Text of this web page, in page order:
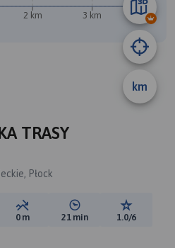
km
2 km 3 km 4 km
TRASY
Płock
Suma spadków:
0 m Średni czas potrzebny
21 min Ocena
1.0/6